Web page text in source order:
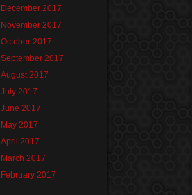
December 2017
November 2017
October 2017
September 2017
August 2017
July 2017
June 2017
May 2017
April 2017
March 2017
February 2017